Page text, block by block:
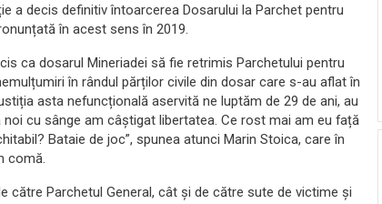
a decis definitiv întoarcerea Dosarului la Parchet pentru
în acest sens în 2019.
ca dosarul Mineriadei să fie retrimis Parchetului pentru
în rândul părților civile din dosar care s-au aflat în
asta nefuncțională aservită ne luptăm de 29 de ani, au
cu sânge am câștigat libertatea. Ce rost mai am eu față
Bataie de joc”, spunea atunci Marin Stoica, care în
comă.
către Parchetul General, cât și de către sute de victime și